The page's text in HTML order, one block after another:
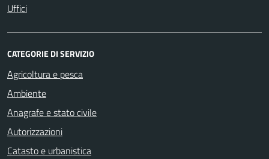
Uffici
CATEGORIE DI SERVIZIO
Agricoltura e pesca
Ambiente
Anagrafe e stato civile
Autorizzazioni
Catasto e urbanistica